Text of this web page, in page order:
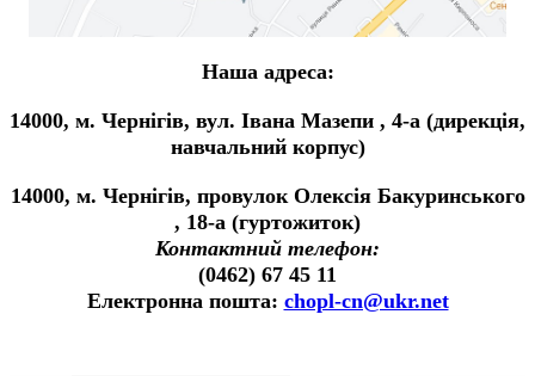
Наша адреса:
14000, м. Чернігів, вул. Івана Мазепи , 4-а (дирекція,
навчальний корпус)
14000, м. Чернігів, провулок Олексія Бакуринського
, 18-а (гуртожиток)
Контактний телефон:
(0462) 67 45 11
Електронна пошта: chopl-cn@ukr.net